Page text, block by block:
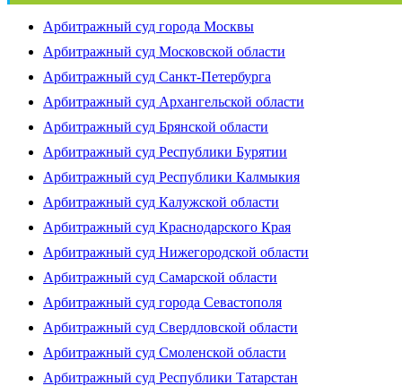
Арбитражный суд города Москвы
Арбитражный суд Московской области
Арбитражный суд Санкт-Петербурга
Арбитражный суд Архангельской области
Арбитражный суд Брянской области
Арбитражный суд Республики Бурятии
Арбитражный суд Республики Калмыкия
Арбитражный суд Калужской области
Арбитражный суд Краснодарского Края
Арбитражный суд Нижегородской области
Арбитражный суд Самарской области
Арбитражный суд города Севастополя
Арбитражный суд Свердловской области
Арбитражный суд Смоленской области
Арбитражный суд Республики Татарстан